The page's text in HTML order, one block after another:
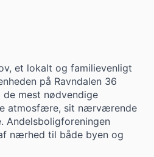
et lokalt og familievenligt
på Ravndalen 36
mest nødvendige
atmosfære, sit nærværende
Andelsboligforeningen
nærhed til både byen og